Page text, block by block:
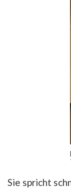
Sie spricht